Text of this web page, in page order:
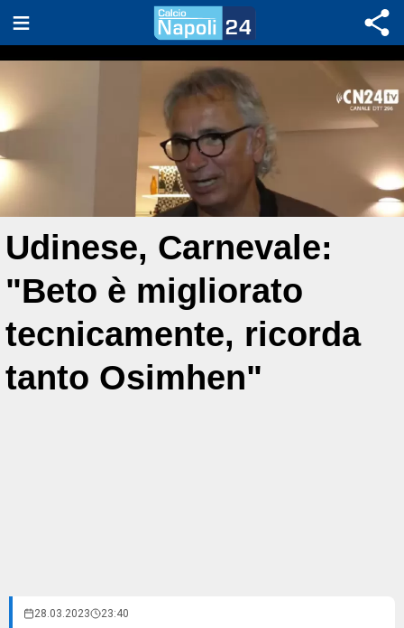
Udinese, Carnevale:
"Beto è migliorato
tecnicamente, ricorda
tanto Osimhen"
28.03.2023 23:40